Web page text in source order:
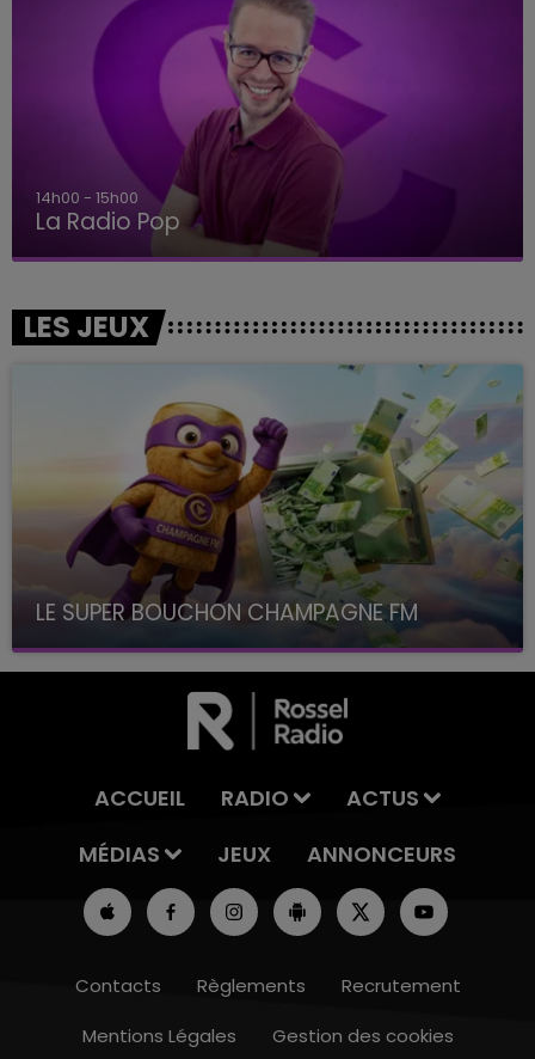
14h00 - 15h00
La Radio Pop
LES JEUX
LE SUPER BOUCHON CHAMPAGNE FM
avec La Famille Champagne FM, à 8H10
ACCUEIL RADIO
ACTUS
MÉDIAS
JEUX ANNONCEURS
Contacts Règlements
Recrutement
Mentions Légales
Gestion des cookies